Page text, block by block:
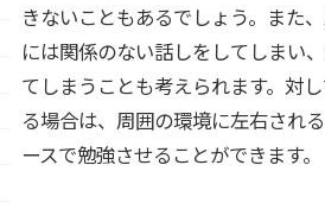
きないこともあるでしょう。また
には関係のない話しをしてしまい
てしまうことも考えられます。対
る場合は、周囲の環境に左右され
ースで勉強させることができます。